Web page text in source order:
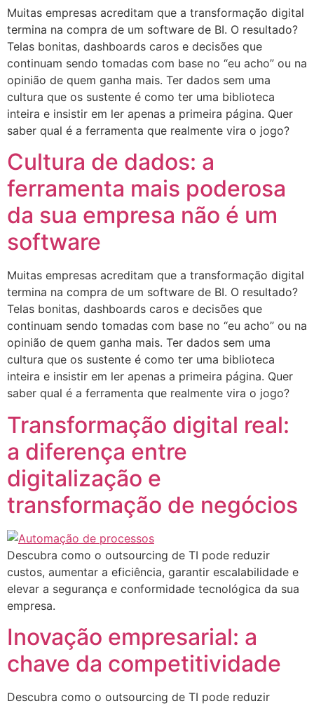
Muitas empresas acreditam que a transformação digital
termina na compra de um software de BI. O resultado?
Telas bonitas, dashboards caros e decisões que
continuam sendo tomadas com base no “eu acho” ou na
opinião de quem ganha mais. Ter dados sem uma
cultura que os sustente é como ter uma biblioteca
inteira e insistir em ler apenas a primeira página. Quer
saber qual é a ferramenta que realmente vira o jogo?
Cultura de dados: a
ferramenta mais poderosa
da sua empresa não é um
software
Muitas empresas acreditam que a transformação digital
termina na compra de um software de BI. O resultado?
Telas bonitas, dashboards caros e decisões que
continuam sendo tomadas com base no “eu acho” ou na
opinião de quem ganha mais. Ter dados sem uma
cultura que os sustente é como ter uma biblioteca
inteira e insistir em ler apenas a primeira página. Quer
saber qual é a ferramenta que realmente vira o jogo?
Transformação digital real:
a diferença entre
digitalização e
transformação de negócios
Descubra como o outsourcing de TI pode reduzir
custos, aumentar a eficiência, garantir escalabilidade e
elevar a segurança e conformidade tecnológica da sua
empresa.
Inovação empresarial: a
chave da competitividade
Descubra como o outsourcing de TI pode reduzir